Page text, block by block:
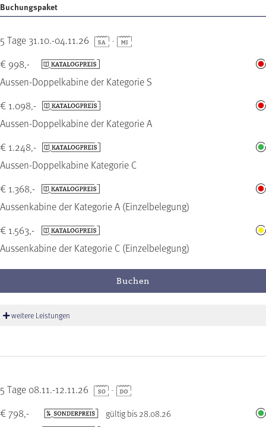
Buchungspaket
5 Tage 31.10.-04.11.26 -
Aussen-Doppelkabine der Kategorie S
€ 998,-
Aussen-Doppelkabine der Kategorie A
€ 1.098,-
Aussen-Doppelkabine Kategorie C
€ 1.248,-
Aussenkabine der Kategorie A (Einzelbelegung)
€ 1.368,-
Aussenkabine der Kategorie C (Einzelbelegung)
€ 1.563,-
Buchen
weitere Leistungen
5 Tage 08.11.-12.11.26
-
€ 798,-
gültig bis 28.08.26